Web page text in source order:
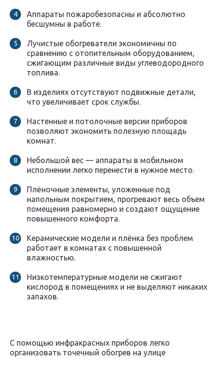
Аппараты пожаробезопасны и абсолютно
бесшумны в работе.
Лучистые обогреватели экономичны по
сравнению с отопительным оборудованием,
сжигающим различные виды углеводородного
топлива.
В изделиях отсутствуют подвижные детали,
что увеличивает срок службы.
Настенные и потолочные версии приборов
позволяют экономить полезную площадь
комнат.
Небольшой вес — аппараты в мобильном
исполнении легко перенести в нужное место.
Плёночные элементы, уложенные под
напольным покрытием, прогревают весь объем
помещения равномерно и создают ощущение
повышенного комфорта.
Керамические модели и плёнка без проблем
работает в комнатах с повышенной
влажностью.
Низкотемпературные модели не сжигают
кислород в помещениях и не выделяют никаких
запахов.
С помощью инфракрасных приборов легко
организовать точечный обогрев на улице